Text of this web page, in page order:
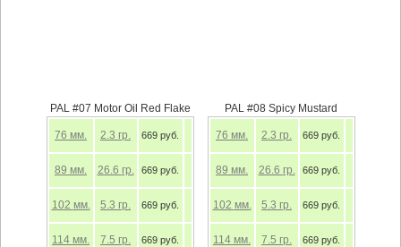
PAL #07 Motor Oil Red Flake
76 мм. 2.3 гр. 669 руб.
89 мм. 26.6 гр. 669 руб.
102 мм. 5.3 гр. 669 руб.
114 мм. 7.5 гр. 669 руб.
PAL #08 Spicy Mustard
76 мм. 2.3 гр. 669 руб.
89 мм. 26.6 гр. 669 руб.
102 мм. 5.3 гр. 669 руб.
114 мм. 7.5 гр. 669 руб.